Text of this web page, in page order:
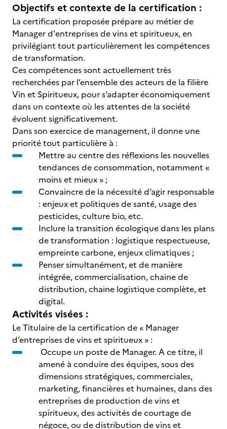
Objectifs et contexte de la certification :
La certification proposée prépare au métier de
Manager d'entreprises de vins et spiritueux, en
privilégiant tout particulièrement les compétences
de transformation.
Ces compétences sont actuellement très
recherchées par l’ensemble des acteurs de la filière
Vin et Spiritueux, pour s’adapter économiquement
dans un contexte où les attentes de la société
évoluent significativement.
Dans son exercice de management, il donne une
priorité tout particulière à :
Mettre au centre des réflexions les nouvelles
tendances de consommation, notamment «
moins et mieux » ;
Convaincre de la nécessité d’agir responsable
: enjeux et politiques de santé, usage des
pesticides, culture bio, etc.
Inclure la transition écologique dans les plans
de transformation : logistique respectueuse,
empreinte carbone, enjeux climatiques ;
Penser simultanément, et de manière
intégrée, commercialisation, chaine de
distribution, chaine logistique complète, et
digital.
Activités visées :
Le Titulaire de la certification de « Manager
d’entreprises de vins et spiritueux » :
Occupe un poste de Manager. A ce titre, il
amené à conduire des équipes, sous des
dimensions stratégiques, commerciales,
marketing, financières et humaines, dans des
entreprises de production de vins et
spiritueux, des activités de courtage de
négoce, ou de distribution de vins et